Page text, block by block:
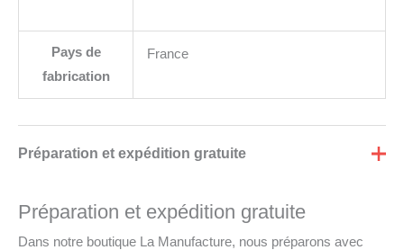
Pays de
fabrication
France
Préparation et expédition gratuite
Préparation et expédition gratuite
Dans notre boutique La Manufacture, nous préparons avec